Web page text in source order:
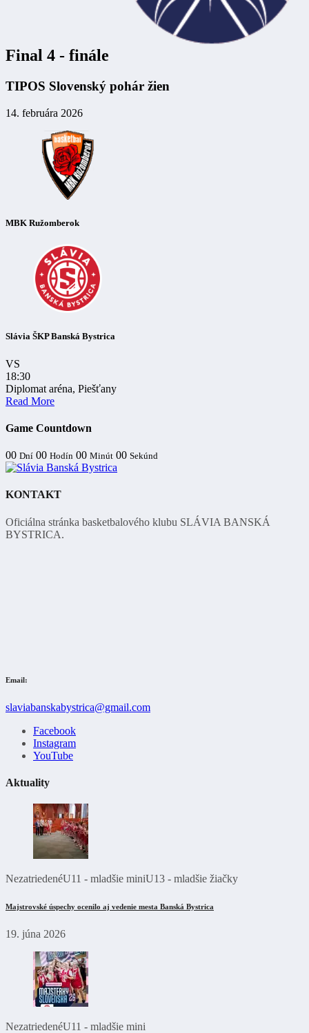
Final 4 - finále
TIPOS Slovenský pohár žien
14. februára 2026
MBK Ružomberok
Slávia ŠKP Banská Bystrica
VS
18:30
Diplomat aréna, Piešťany
Read More
Game Countdown
00 Dní 00 Hodín 00 Minút 00 Sekúnd
KONTAKT
Oficiálna stránka basketbalového klubu SLÁVIA BANSKÁ
BYSTRICA.
Email:
slaviabanskabystrica@gmail.com
Facebook
Instagram
YouTube
Aktuality
NezatriedenéU11 - mladšie miniU13 - mladšie žiačky
Majstrovské úspechy ocenilo aj vedenie mesta Banská Bystrica
19. júna 2026
NezatriedenéU11 - mladšie mini